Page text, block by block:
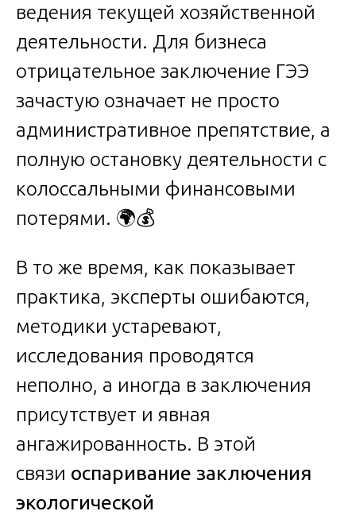
ведения текущей хозяйственной
деятельности. Для бизнеса
отрицательное заключение ГЭЭ
зачастую означает не просто
административное препятствие, а
полную остановку деятельности с
колоссальными финансовыми
потерями. 🌍💰
В то же время, как показывает
практика, эксперты ошибаются,
методики устаревают,
исследования проводятся
неполно, а иногда в заключения
присутствует и явная
ангажированность. В этой
связи оспаривание заключения
экологической